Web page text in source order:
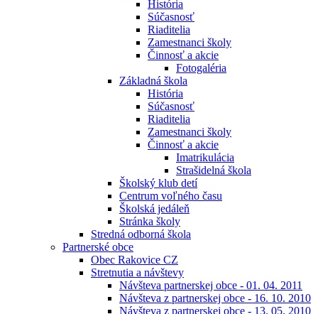
História
Súčasnosť
Riaditelia
Zamestnanci školy
Činnosť a akcie
Fotogaléria
Základná škola
História
Súčasnosť
Riaditelia
Zamestnanci školy
Činnosť a akcie
Imatrikulácia
Strašidelná škola
Školský klub detí
Centrum voľného času
Školská jedáleň
Stránka školy
Stredná odborná škola
Partnerské obce
Obec Rakovice CZ
Stretnutia a návštevy
Návšteva partnerskej obce - 01. 04. 2011
Návšteva z partnerskej obce - 16. 10. 2010
Návšteva z partnerskej obce - 13. 05. 2010